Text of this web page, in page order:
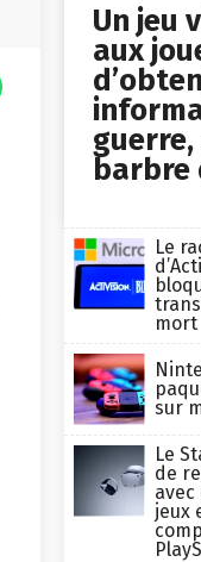
Un jeu
aux
guerre,
barbre
Le
mort
sur
Le
de
avec
jeux